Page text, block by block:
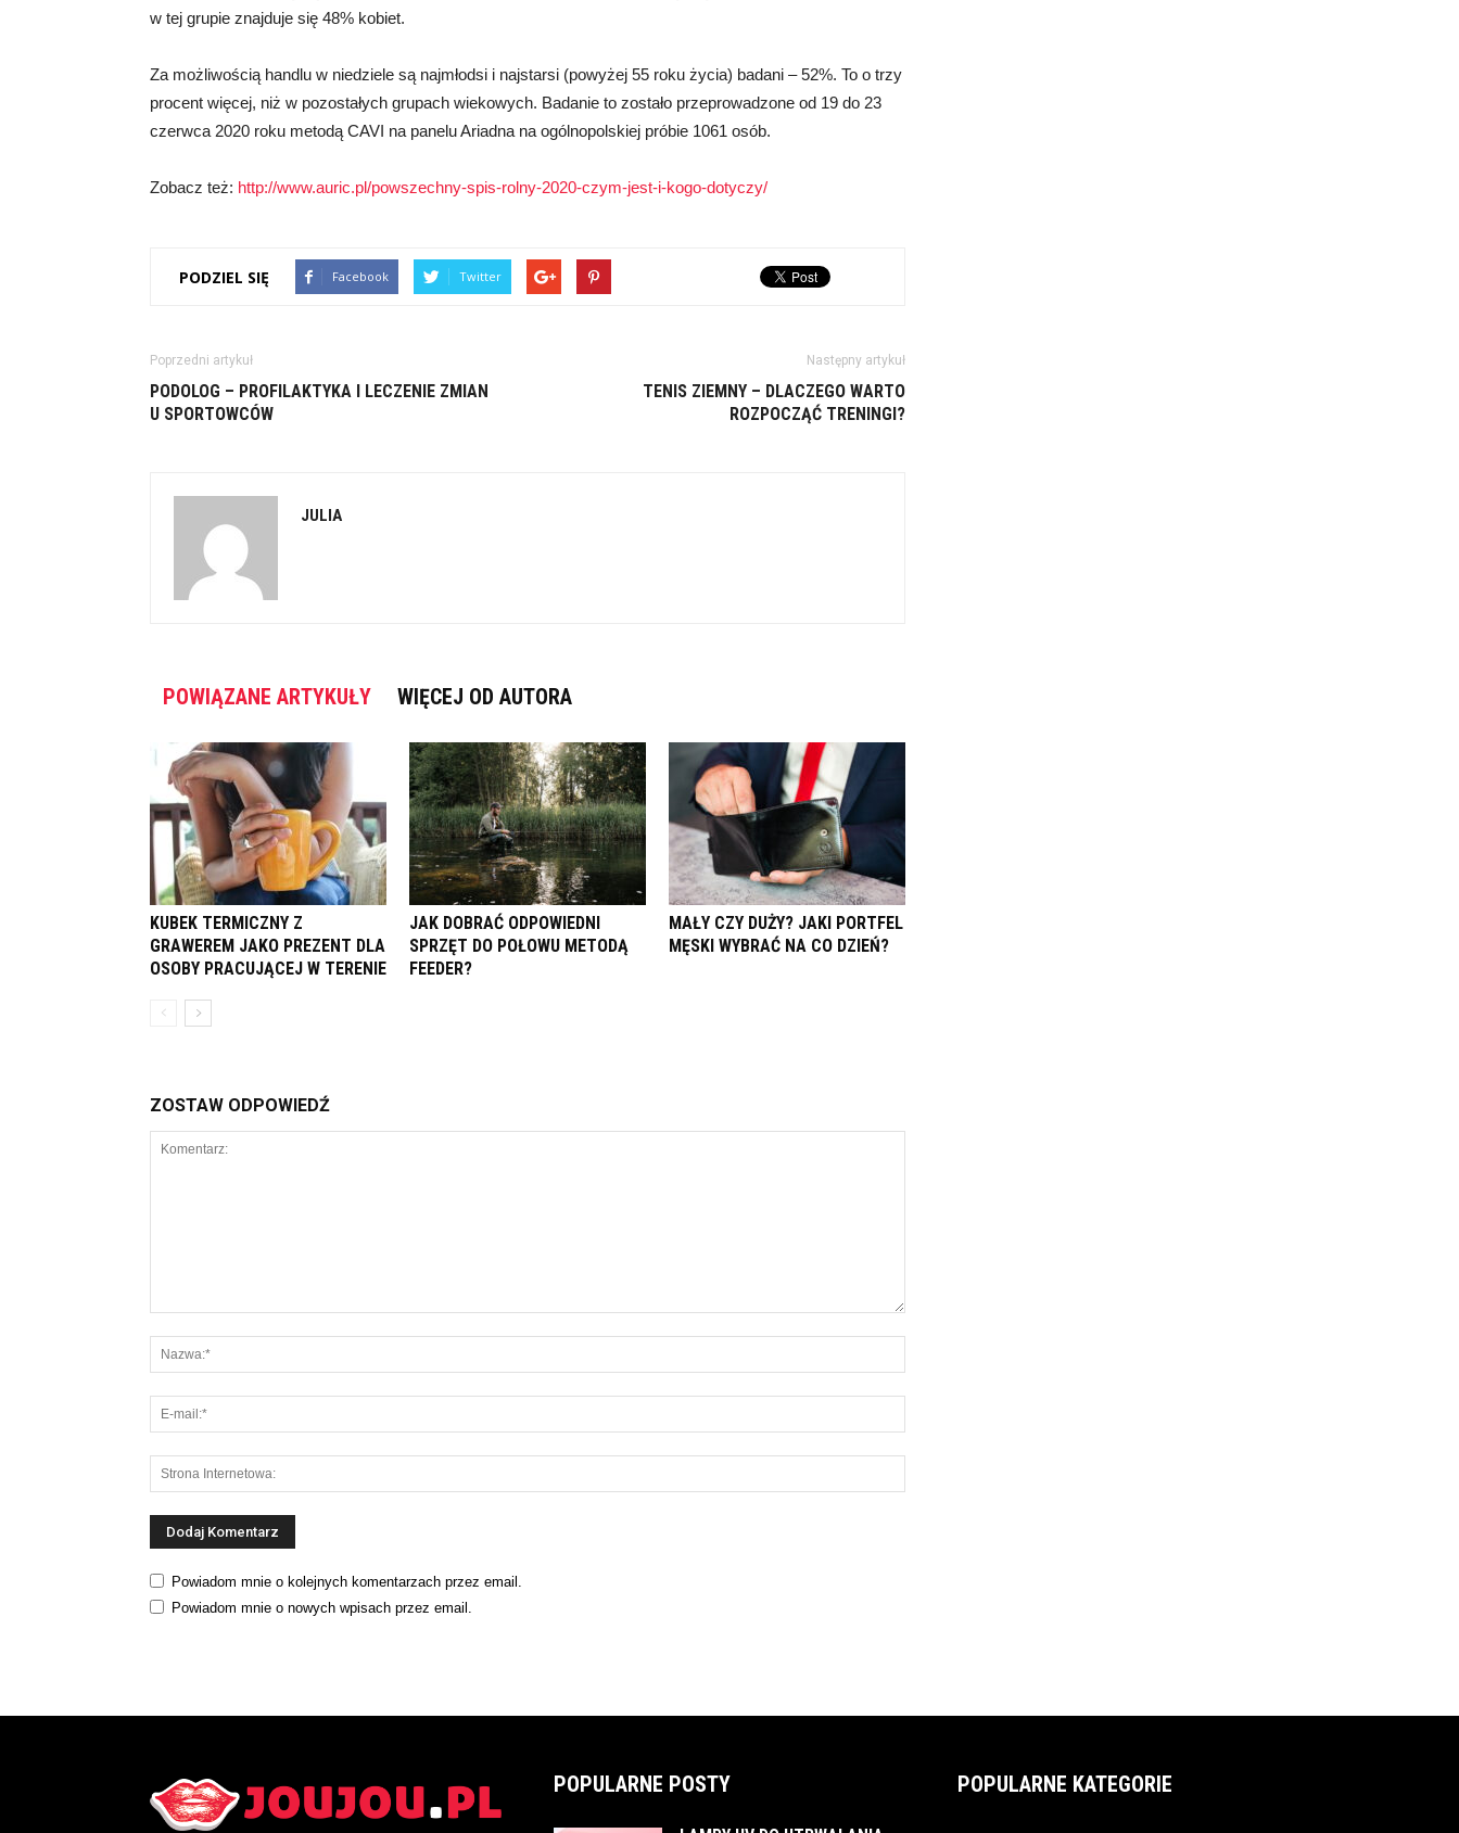
w tej grupie znajduje się 48% kobiet.
Za możliwością handlu w niedziele są najmłodsi i najstarsi (powyżej 55 roku życia) badani – 52%. To o trzy
procent więcej, niż w pozostałych grupach wiekowych. Badanie to zostało przeprowadzone od 19 do 23
czerwca 2020 roku metodą CAVI na panelu Ariadna na ogólnopolskiej próbie 1061 osób.
Zobacz też: http://www.auric.pl/powszechny-spis-rolny-2020-czym-jest-i-kogo-dotyczy/
PODZIEL SIĘ Facebook Twitter
Poprzedni artykuł
PODOLOG – PROFILAKTYKA I LECZENIE ZMIAN
U SPORTOWCÓW
Następny artykuł
TENIS ZIEMNY – DLACZEGO WARTO
ROZPOCZĄĆ TRENINGI?
JULIA
POWIĄZANE ARTYKUŁY WIĘCEJ OD AUTORA
KUBEK TERMICZNY Z
GRAWEREM JAKO PREZENT DLA
OSOBY PRACUJĄCEJ W TERENIE
JAK DOBRAĆ ODPOWIEDNI
SPRZĘT DO POŁOWU METODĄ
FEEDER?
MAŁY CZY DUŻY? JAKI PORTFEL
MĘSKI WYBRAĆ NA CO DZIEŃ?
ZOSTAW ODPOWIEDŹ
Powiadom mnie o kolejnych komentarzach przez email.
Powiadom mnie o nowych wpisach przez email.
POPULARNE POSTY POPULARNE KATEGORIE